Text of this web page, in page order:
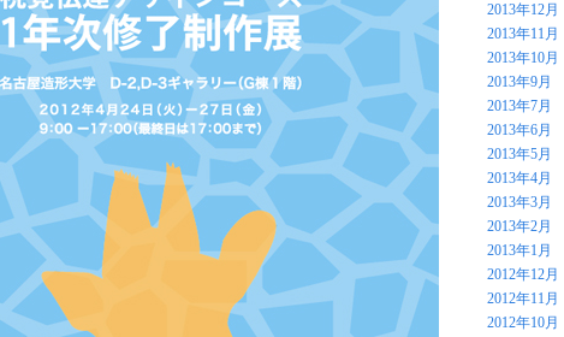
2013年12月
2013年11月
2013年10月
2013年9月
2013年7月
2013年6月
2013年5月
2013年4月
2013年3月
2013年2月
2013年1月
2012年12月
2012年11月
2012年10月